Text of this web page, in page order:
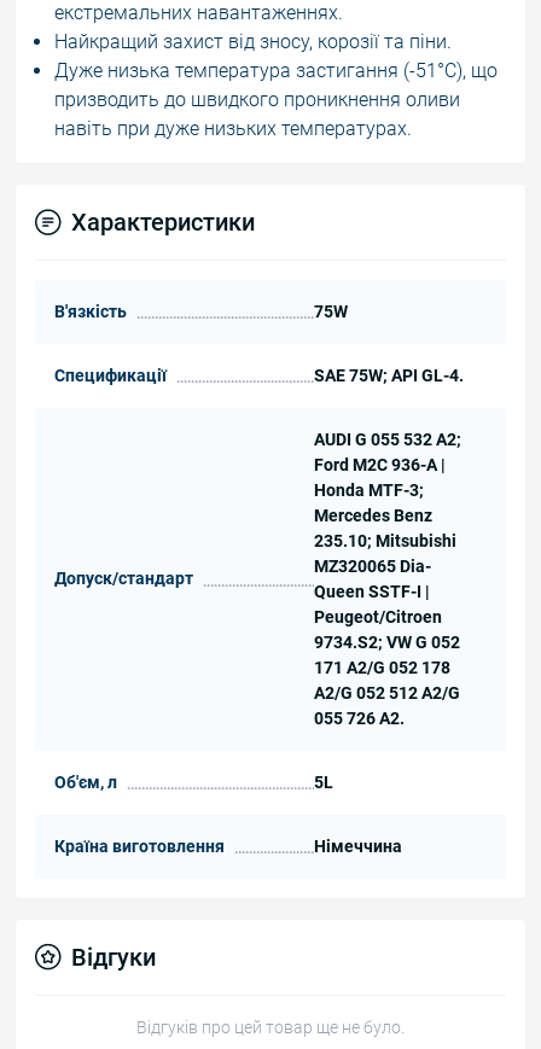
екстремальних навантаженнях.
Найкращий захист від зносу, корозії та піни.
Дуже низька температура застигання (-51°C), що
призводить до швидкого проникнення оливи
навіть при дуже низьких температурах.
Характеристики
В'язкість 75W
Спецификації SAE 75W; API GL-4.
Допуск/стандарт
AUDI G 055 532 A2;
Ford M2C 936-A |
Honda MTF-3;
Mercedes Benz
235.10; Mitsubishi
MZ320065 Dia-
Queen SSTF-I |
Peugeot/Citroen
9734.S2; VW G 052
171 A2/G 052 178
A2/G 052 512 A2/G
055 726 A2.
Об'єм, л 5L
Країна виготовлення Німеччина
Відгуки
Відгуків про цей товар ще не було.